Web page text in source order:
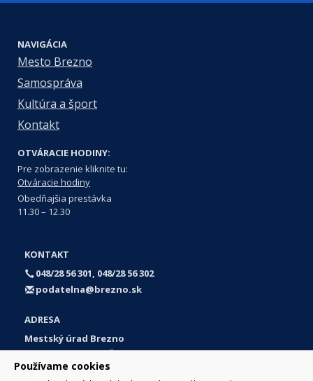
Používame cookies
NAVIGÁCIA
Mesto Brezno
Samospráva
Kultúra a šport
Kontakt
OTVÁRACIE HODINY:
Pre zobrazenie kliknite tu:
Otváracie hodiny
Obedňajšia prestávka
11.30 – 12.30
KONTAKT
048/28 56 301, 048/28 56 302
podatelna@brezno.sk
ADRESA
Mestský úrad Brezno
Námestie gen. M. R. Štefánika 1
977 01 Brezno